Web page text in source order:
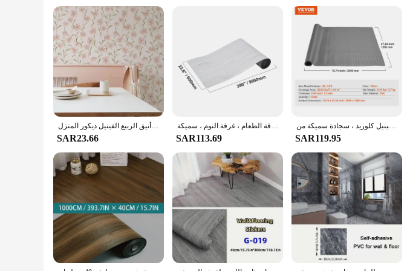
**Seamless Installation and Wholesale Accessibility**
Installing our vinyl floor tiles is a breeze, thanks to the included adhesive that ensures a secure
needed. Our wholesale pricing makes it accessible for vendors and suppliers looking to stock up
professional seeking reliable flooring for your clients, our vinyl floor tiles are the perfect choice.
الوردي الأزهار البلاستيكية قشر وعصا خلفية زهرة ذاتية اللصق للماء خزانة ملصق أنيق الربيع الفينيل ديكور المنزل
SAR23.66
بلاط أرضيات فيفور ذاتي اللصق من الفينيل ، بلاط بالتقشير والعصا ، حبيبات خشبية خفيفة ، أرضيات ذاتية الصنع للمطبخ ، غرفة الطعام ، غرفة النوم ، سميكة
SAR113.69
سجادة أرضية للمرآب مناسبة أسفل السيارة ، سجادة فضة مانعة للانزلاق ، فينيل كلوريد ، سجادة سميكة من VEVOR
SAR119.95